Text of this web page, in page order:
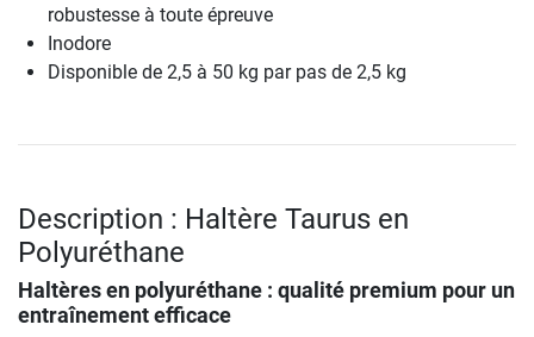
robustesse à toute épreuve
Inodore
Disponible de 2,5 à 50 kg par pas de 2,5 kg
Description : Haltère Taurus en
Polyuréthane
Haltères en polyuréthane : qualité premium pour un
entraînement efficace